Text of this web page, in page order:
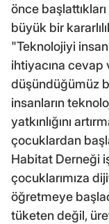
önce
büyük bir
"Teknolojiyi
ihtiyacına cevap
düşündüğümüz
insanların
yatkınlığını
çocuklardan
Habitat Derneği
çocuklarımıza
öğretmeye
tüketen değil,